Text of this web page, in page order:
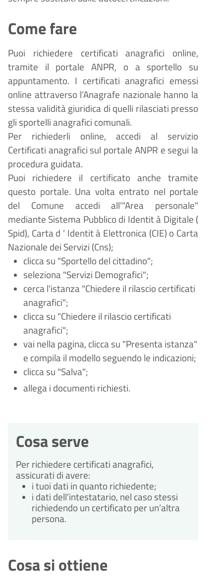
Come fare
Puoi richiedere certificati anagrafici online,
tramite il portale ANPR, o a sportello su
appuntamento. I certificati anagrafici emessi
online attraverso l’Anagrafe nazionale hanno la
stessa validità giuridica di quelli rilasciati presso
gli sportelli anagrafici comunali.
Per richiederli online, accedi al servizio
Certificati anagrafici sul portale ANPR e segui la
procedura guidata.
Puoi richiedere il certificato anche tramite
questo portale. Una volta entrato nel portale
del Comune accedi all'"Area personale"
mediante Sistema Pubblico di Identità Digitale (
Spid), Carta d ’ Identità Elettronica (CIE) o Carta
Nazionale dei Servizi (Cns);
clicca su "Sportello del cittadino";
seleziona "Servizi Demografici";
cerca l'istanza "Chiedere il rilascio certificati
anagrafici";
clicca su "Chiedere il rilascio certificati
anagrafici";
vai nella pagina, clicca su "Presenta istanza"
e compila il modello seguendo le indicazioni;
clicca su "Salva";
allega i documenti richiesti.
Cosa serve
Per richiedere certificati anagrafici,
assicurati di avere:
i tuoi dati in quanto richiedente;
i dati dell’intestatario, nel caso stessi
richiedendo un certificato per un’altra
persona.
Cosa si ottiene